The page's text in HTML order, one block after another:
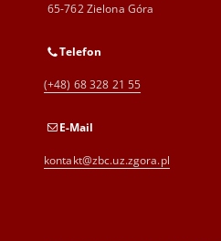
65-762 Zielona Góra
Telefon
(+48) 68 328 21 55
E-Mail
kontakt@zbc.uz.zgora.pl